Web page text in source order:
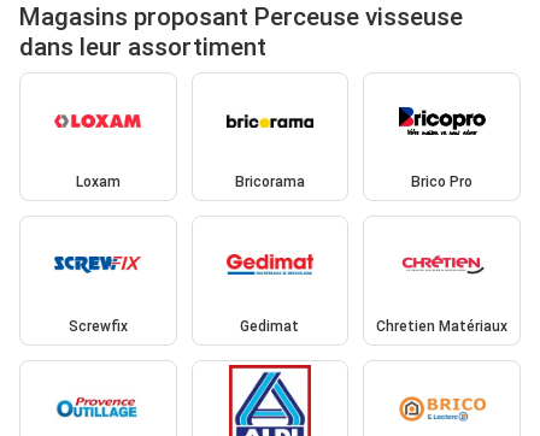
Magasins proposant Perceuse visseuse
dans leur assortiment
Loxam Bricorama Brico Pro
Screwfix Gedimat Chretien Matériaux